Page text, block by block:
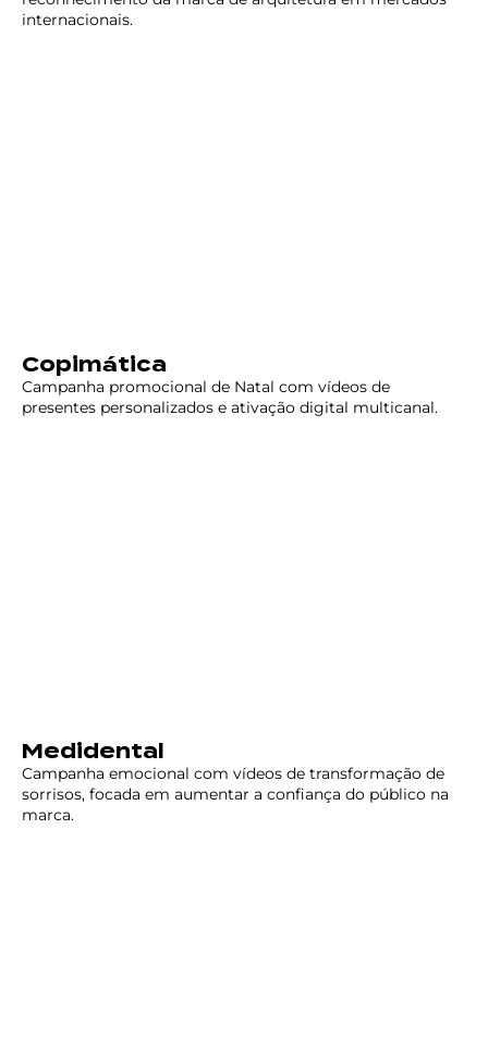
internacionais.
Copimática
Campanha promocional de Natal com vídeos de
presentes personalizados e ativação digital multicanal.
Medidental
Campanha emocional com vídeos de transformação de
sorrisos, focada em aumentar a confiança do público na
marca.